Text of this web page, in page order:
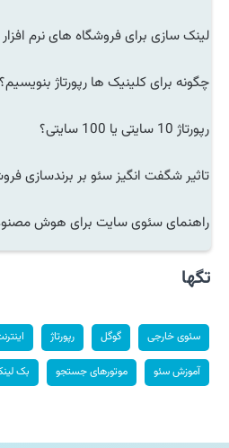
لینک سازی برای فروشگاه های نرم افزار
چگونه برای کلینیک ها رپورتاژ بنویسیم؟
رپورتاژ 10 سایتی یا 100 سایتی؟
تاثیر شگفت انگیز سئو بر برندسازی
راهنمای سئوی سایت برای هوش
تگها
سئوی خارجی گوگل رپورتاژ
آموزش سئو موتورهای جستجو بک